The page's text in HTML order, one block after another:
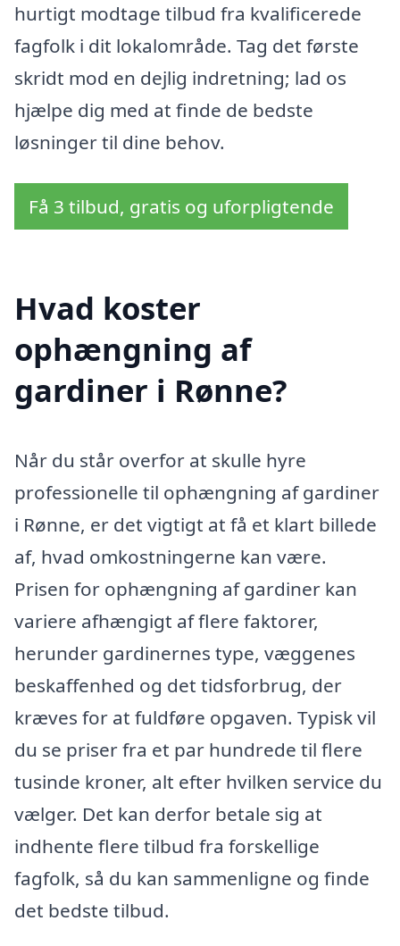
hurtigt modtage tilbud fra kvalificerede
fagfolk i dit lokalområde. Tag det første
skridt mod en dejlig indretning; lad os
hjælpe dig med at finde de bedste
løsninger til dine behov.
Få 3 tilbud, gratis og uforpligtende
Hvad koster
ophængning af
gardiner i Rønne?
Når du står overfor at skulle hyre
professionelle til ophængning af gardiner
i Rønne, er det vigtigt at få et klart billede
af, hvad omkostningerne kan være.
Prisen for ophængning af gardiner kan
variere afhængigt af flere faktorer,
herunder gardinernes type, væggenes
beskaffenhed og det tidsforbrug, der
kræves for at fuldføre opgaven. Typisk vil
du se priser fra et par hundrede til flere
tusinde kroner, alt efter hvilken service du
vælger. Det kan derfor betale sig at
indhente flere tilbud fra forskellige
fagfolk, så du kan sammenligne og finde
det bedste tilbud.